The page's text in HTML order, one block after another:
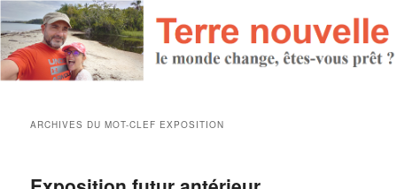
ARCHIVES DU MOT-CLEF EXPOSITION